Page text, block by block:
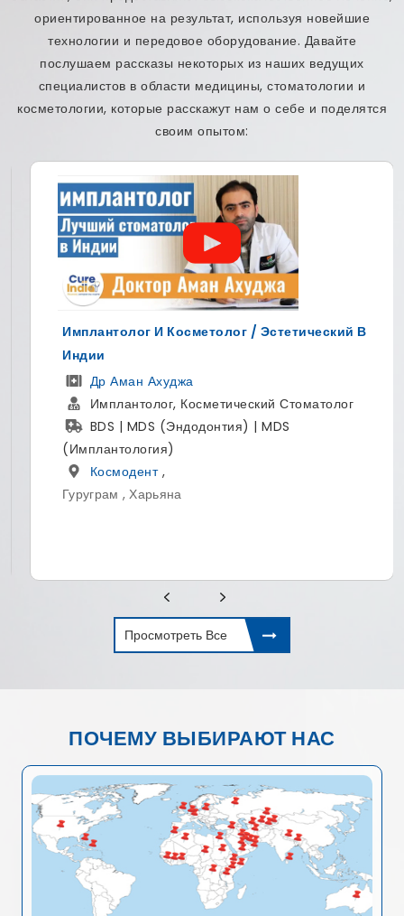
ориентированное на результат, используя новейшие
технологии и передовое оборудование. Давайте
послушаем рассказы некоторых из наших ведущих
специалистов в области медицины, стоматологии и
косметологии, которые расскажут нам о себе и поделятся
своим опытом:
Имплантолог И Косметолог / Эстетический В
Индии
Др Аман Ахуджа
Имплантолог, Косметический Стоматолог
BDS | MDS (Эндодонтия) | MDS
(Имплантология)
Космодент,
Гуруграм , Харьяна
Просмотреть Все
ПОЧЕМУ ВЫБИРАЮТ НАС